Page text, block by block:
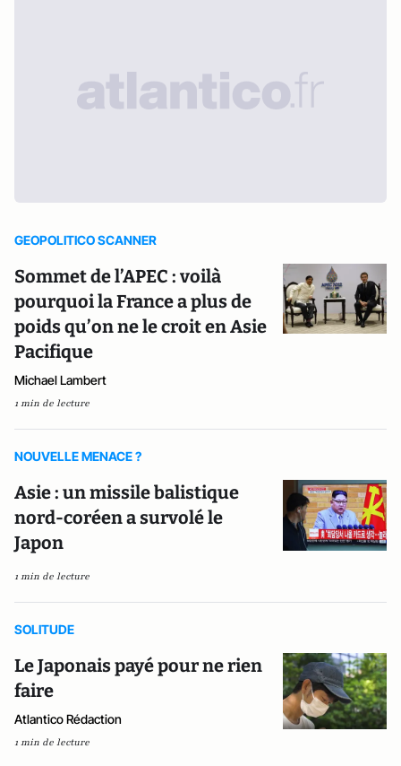
GEOPOLITICO SCANNER
Sommet de l’APEC : voilà
pourquoi la France a plus de
poids qu’on ne le croit en Asie
Pacifique
Michael Lambert
1 min de lecture
NOUVELLE MENACE ?
Asie : un missile balistique
nord-coréen a survolé le
Japon
1 min de lecture
SOLITUDE
Le Japonais payé pour ne rien
faire
Atlantico Rédaction
1 min de lecture